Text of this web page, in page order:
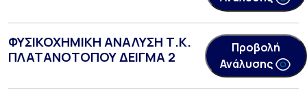
ΦΥΣΙΚΟΧΗΜΙΚΗ ΑΝΑΛΥΣΗ Τ.Κ.
ΠΛΑΤΑΝΟΤΟΠΟΥ ΔΕΙΓΜΑ 2
Προβολή
Ανάλυσης